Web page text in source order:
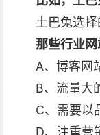
土巴兔选
那些行业网
A、博客网
B、流量大
C、需要以
D、注重营